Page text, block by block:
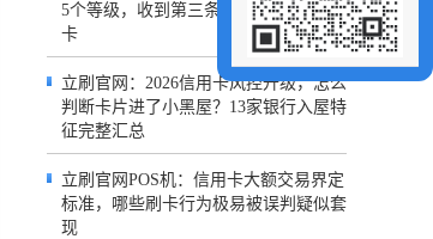
5个等级，收到第三条建议立刻停止刷
卡
立刷官网：2026信用卡风控升级，怎么
判断卡片进了小黑屋？13家银行入屋特
征完整汇总
立刷官网POS机：信用卡大额交易界定
标准，哪些刷卡行为极易被误判疑似套
现